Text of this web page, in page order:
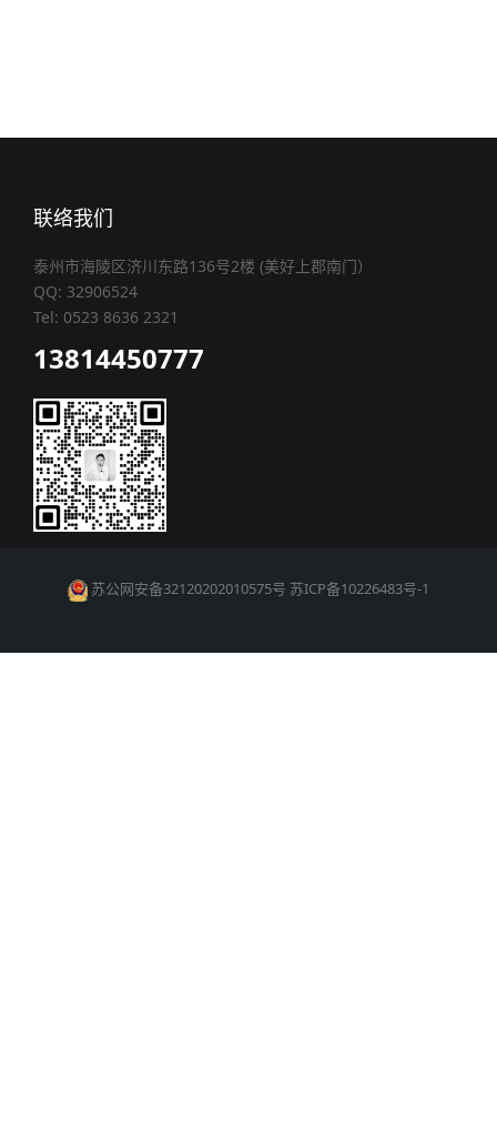
联络我们
泰州市海陵区济川东路136号2楼 (美好上郡南门）
QQ: 32906524
Tel: 0523 8636 2321
13814450777
苏公网安备32120202010575号 苏ICP备10226483号-1